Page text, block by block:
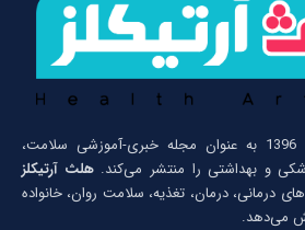
از سال 1396 به عنوان مجله خبری-آموزشی سلامت،
و بهداشتی را منتشر می‌کند.هلث آرتیکلز
درمانی، درمان، تغذیه، سلامت روان، خانواده
می‌دهد.